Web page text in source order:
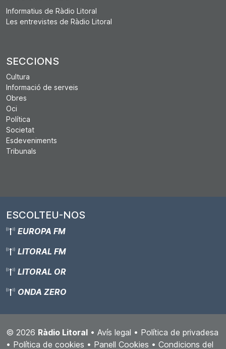
Informatius de Ràdio Litoral
Les entrevistes de Ràdio Litoral
SECCIONS
Cultura
Informació de serveis
Obres
Oci
Política
Societat
Esdeveniments
Tribunals
ESCOLTEU-NOS
EUROPA FM
LITORAL FM
LITORAL OR
ONDA ZERO
© 2026 Ràdio Litoral • Avís legal • Política de privadesa
• Política de cookies • Panell Cookies • Condicions del